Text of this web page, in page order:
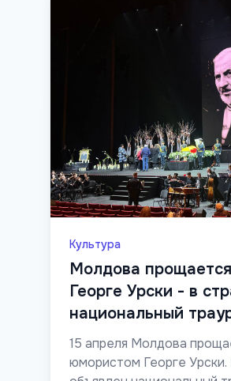
Культура
Молдова
Георге Урски - в
национальный
15 апреля Молдова
юмористом Георге Урски.